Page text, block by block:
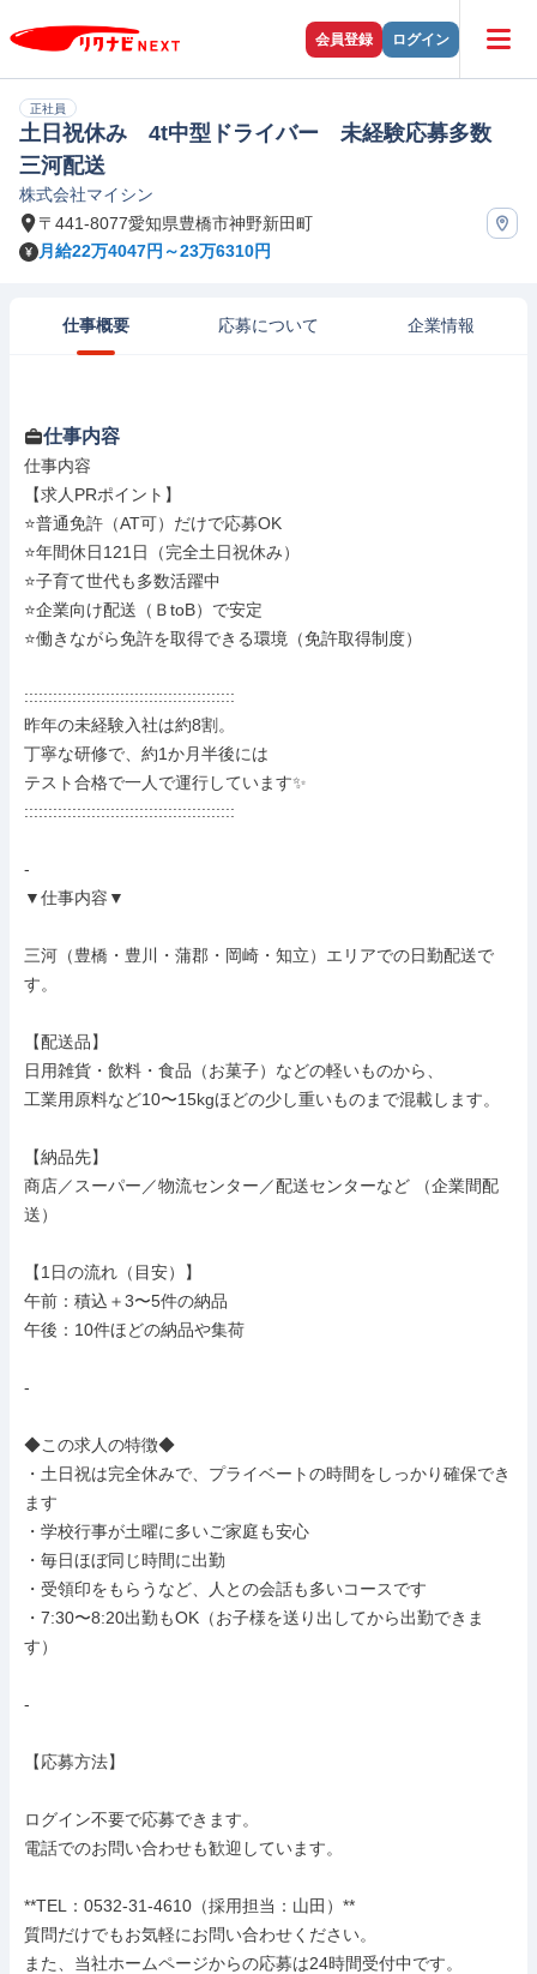
会員登録 ログイン
正社員
土日祝休み 4t中型ドライバー 未経験応募多数
三河配送
株式会社マイシン
〒441-8077愛知県豊橋市神野新田町
月給22万4047円～23万6310円
仕事概要 応募について 企業情報
仕事内容
仕事内容
【求人PRポイント】
⭐普通免許（AT可）だけで応募OK
⭐年間休日121日（完全土日祝休み）
⭐子育て世代も多数活躍中
⭐企業向け配送（ＢtoB）で安定
⭐働きながら免許を取得できる環境（免許取得制度）
::::::::::::::::::::::::::::::::::::::::::::
昨年の未経験入社は約8割。
丁寧な研修で、約1か月半後には
テスト合格で一人で運行しています✨
::::::::::::::::::::::::::::::::::::::::::::
-
▼仕事内容▼
三河（豊橋・豊川・蒲郡・岡崎・知立）エリアでの日勤配送で
す。
【配送品】
日用雑貨・飲料・食品（お菓子）などの軽いものから、
工業用原料など10〜15kgほどの少し重いものまで混載します。
【納品先】
商店／スーパー／物流センター／配送センターなど （企業間配
送）
【1日の流れ（目安）】
午前：積込＋3〜5件の納品
午後：10件ほどの納品や集荷
-
◆この求人の特徴◆
・土日祝は完全休みで、プライベートの時間をしっかり確保でき
ます
・学校行事が土曜に多いご家庭も安心
・毎日ほぼ同じ時間に出勤
・受領印をもらうなど、人との会話も多いコースです
・7:30〜8:20出勤もOK（お子様を送り出してから出勤できま
す）
-
【応募方法】
ログイン不要で応募できます。
電話でのお問い合わせも歓迎しています。
**TEL：0532-31-4610（採用担当：山田）**
質問だけでもお気軽にお問い合わせください。
また、当社ホームページからの応募は24時間受付中です。